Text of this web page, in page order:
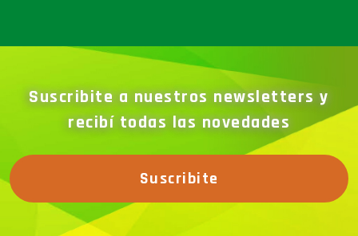
Suscribite a nuestros newsletters y
recibí todas las novedades
Suscribite